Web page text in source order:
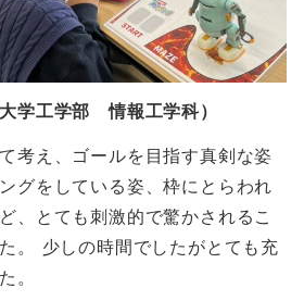
学工学部 情報工学科）
考え、ゴールを目指す真剣な姿
グをしている姿、枠にとらわれ
、とても刺激的で驚かされるこ
。 少しの時間でしたがとても充
。